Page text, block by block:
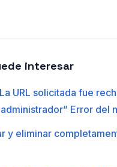
interesar
URL solicitada fue
Error del
y eliminar